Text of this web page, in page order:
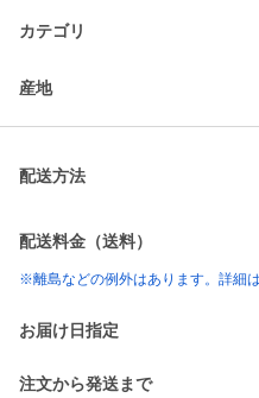
カテゴリ
産地
配送方法
配送料金（送料）
※離島などの例外はあります。詳細
お届け日指定
注文から発送まで